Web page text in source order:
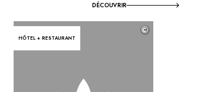
DÉCOUVRIR
HÔTEL + RESTAURANT
©